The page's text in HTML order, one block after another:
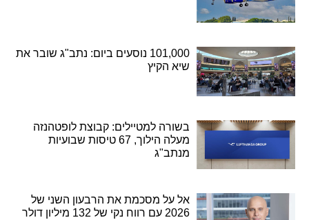
101,000 נוסעים ביום: נתב"ג שובר את
שיא הקיץ
בשורה למטיילים: קבוצת לופטהנזה
מעלה הילוך, 67 טיסות שבועיות
מנתב"ג
אל על מסכמת את הרבעון השני של
2026 עם רווח נקי של 132 מיליון דולר